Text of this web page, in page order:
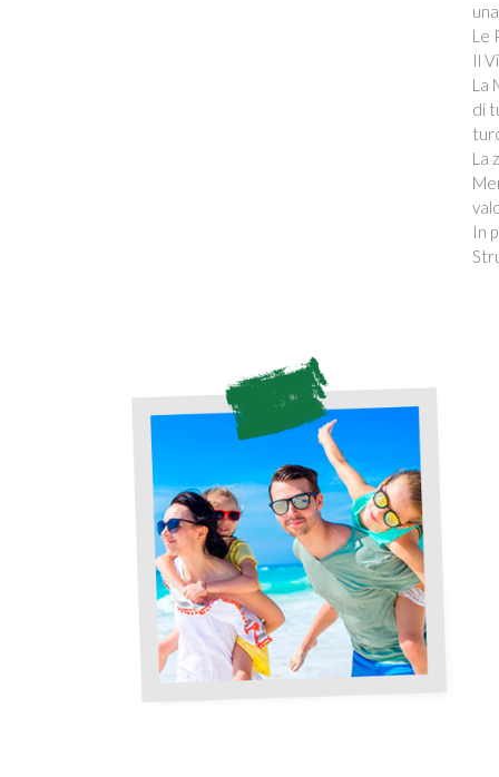
Le
Il
La
di
La
In